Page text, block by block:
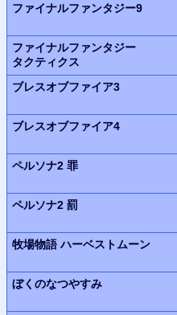
ファイナルファンタジー9
ファイナルファンタジー
タクティクス
ブレスオブファイア3
ブレスオブファイア4
ペルソナ2 罪
ペルソナ2 罰
牧場物語ハーベストムーン
ぼくのなつやすみ